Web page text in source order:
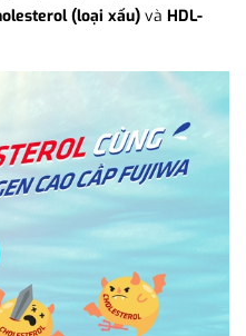
(loại xấu) và HDL-